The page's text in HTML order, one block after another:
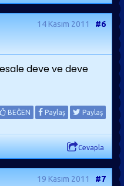
14 Kasım 2011 #6
deve ve deve
BEĞEN Paylaş Paylaş
Cevapla
19 Kasım 2011 #7